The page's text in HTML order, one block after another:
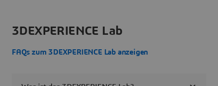
3DEXPERIENCE Lab
FAQs zum 3DEXPERIENCE Lab anzeigen